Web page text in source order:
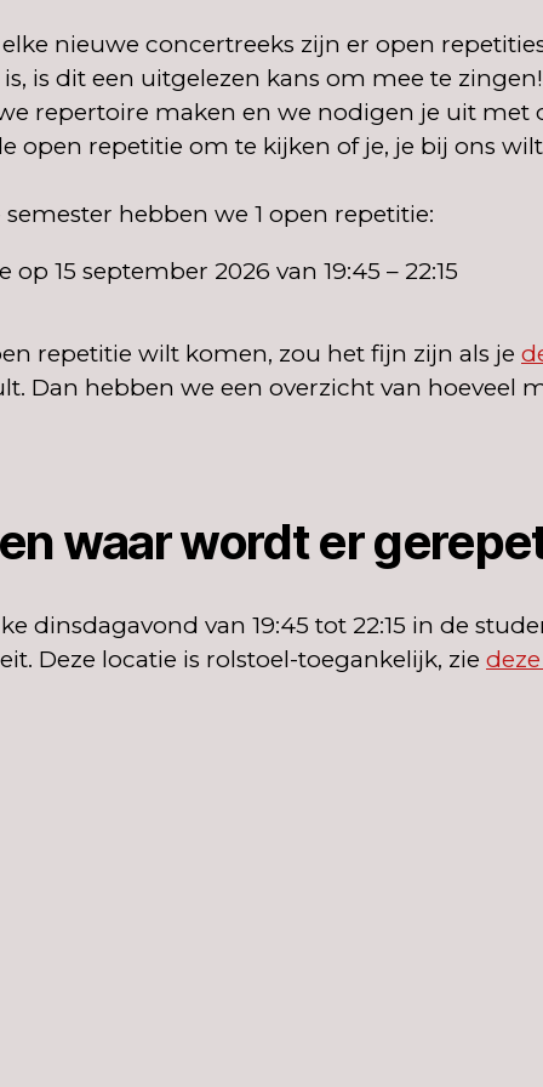
nieuwe concertreeks zijn er open
is dit een uitgelezen kans om mee te
repertoire maken en we nodigen je uit met
open repetitie om te kijken of je, je bij ons
hebben we 1 open repetitie:
15 september 2026 van 19:45 – 22:15
repetitie wilt komen, zou het fijn zijn als je
Dan hebben we een overzicht van hoeveel
waar wordt er
dinsdagavond van 19:45 tot 22:15 in de
Deze locatie is rolstoel-toegankelijk, zie